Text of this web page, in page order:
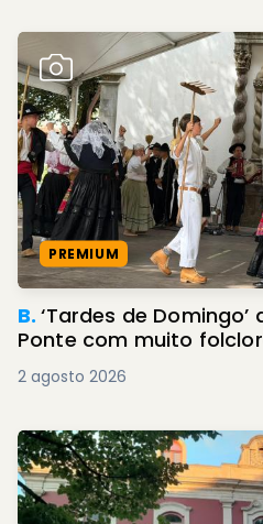
PREMIUM
B.‘Tardes de
Ponte com muito
2 agosto 2026